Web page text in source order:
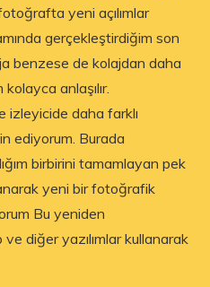
yeni açılımlar
gerçekleştirdiğim son
benzese de kolajdan daha
anlaşılır.
izleyicide daha farklı
ediyorum. Burada
birbirini tamamlayan pek
yeni bir fotoğrafik
Bu yeniden
diğer yazılımlar kullanarak